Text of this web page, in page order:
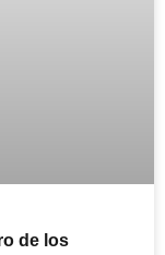
de los